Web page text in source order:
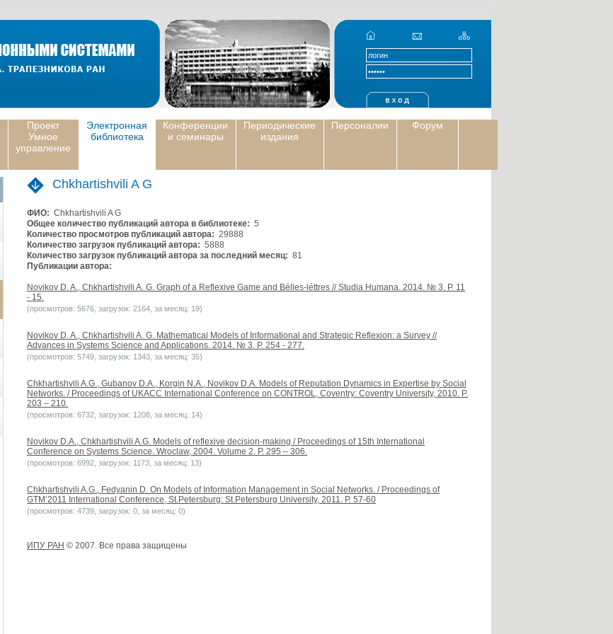
Проект
Умное
управление
Электронная
библиотека
Конференции
и семинары
Периодические
издания
Персоналии Форум
Chkhartishvili A G
ФИО: Chkhartishvili A G
Общее количество публикаций автора в библиотеке: 5
Количество просмотров публикаций автора: 29888
Количество загрузок публикаций автора: 5888
Количество загрузок публикаций автора за последний месяц: 81
Публикации автора:
Novikov D. A., Chkhartishvili A. G. Graph of a Reflexive Game and Bélles-léttres // Studia Humana. 2014. № 3. P. 11
- 15.
(просмотров: 5676, загрузок: 2164, за месяц: 19)
Novikov D. A., Chkhartishvili A. G. Mathematical Models of Informational and Strategic Reflexion: a Survey //
Advances in Systems Science and Applications. 2014. № 3. P. 254 - 277.
(просмотров: 5749, загрузок: 1343, за месяц: 35)
Chkhartishvili A.G., Gubanov D.A., Korgin N.A., Novikov D.A. Models of Reputation Dynamics in Expertise by Social
Networks. / Proceedings of UKACC International Conference on CONTROL, Coventry: Coventry University, 2010. P.
203 – 210.
(просмотров: 6732, загрузок: 1208, за месяц: 14)
Novikov D.A., Chkhartishvili A.G. Models of reflexive decision-making / Proceedings of 15th International
Conference on Systems Science. Wroclaw, 2004. Volume 2. P. 295 – 306.
(просмотров: 6992, загрузок: 1173, за месяц: 13)
Chkhartishvili A.G., Fedyanin D. On Models of Information Management in Social Networks. / Proceedings of
GTM’2011 International Conference, St.Petersburg: St.Petersburg University, 2011. P. 57-60
(просмотров: 4739, загрузок: 0, за месяц: 0)
ИПУ РАН © 2007. Все права защищены